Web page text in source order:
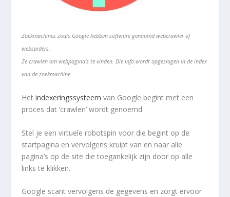
Zoekmachines zoals Google hebben software genaamd webcrawler of
webspiders.
Ze crawlen om webpagina’s te vinden. Die info wordt opgeslagen in de index
van de zoekmachine.
Hetindexeringssysteem van Google begint met een
proces dat ‘crawlen’ wordt genoemd.
Stel je een virtuele robotspin voor die begint op de
startpagina en vervolgens kruipt van en naar alle
pagina’s op de site die toegankelijk zijn door op alle
links te klikken.
Google scant vervolgens de gegevens en zorgt ervoor